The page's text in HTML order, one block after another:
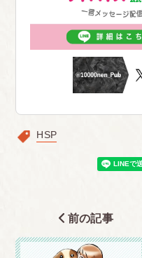
HSP
前の記事